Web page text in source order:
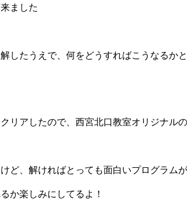
ました️
したうえで、何をどうすればこうなるか
リアしたので、西宮北口教室オリジナル
ど、解ければとっても面白いプログラム
か楽しみにしてるよ！️